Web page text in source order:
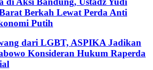
Berkah Lewat Perda Anti
Putih
dari LGBT, ASPIKA Jadikan
Konsideran Hukum Raperda